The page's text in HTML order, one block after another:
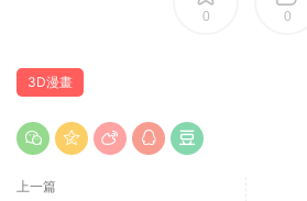
0 0
3D漫畫
上一篇